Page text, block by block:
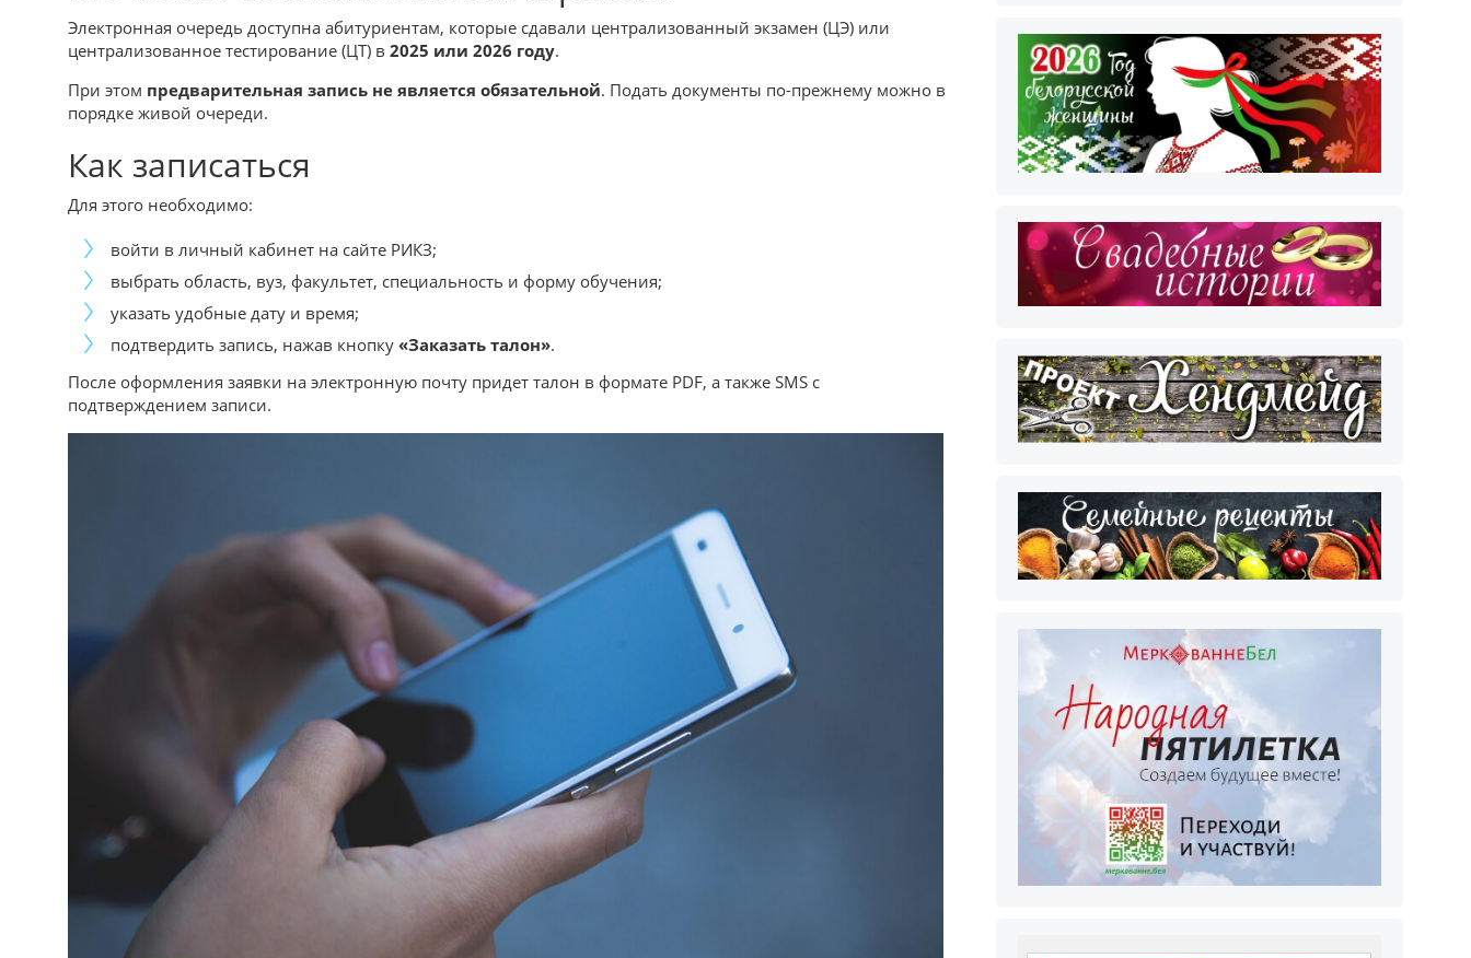
Электронная очередь доступна абитуриентам, которые сдавали централизованный экзамен (ЦЭ) или
централизованное тестирование (ЦТ) в 2025 или 2026 году.
При этом предварительная запись не является обязательной. Подать документы по-прежнему можно в
порядке живой очереди.
Как записаться
Для этого необходимо:
войти в личный кабинет на сайте РИКЗ;
выбрать область, вуз, факультет, специальность и форму обучения;
указать удобные дату и время;
подтвердить запись, нажав кнопку «Заказать талон».
После оформления заявки на электронную почту придет талон в формате PDF, а также SMS с
подтверждением записи.